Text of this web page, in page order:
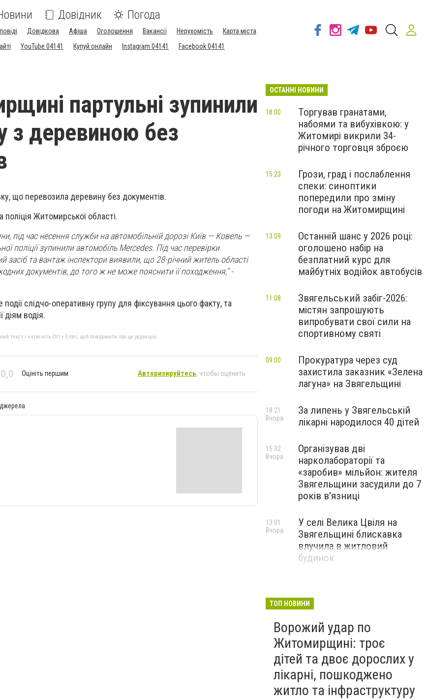
Довідник Погода
Довідкова Афіша Оголошення Вакансії Нерухомість
Карта міста
YouTube 04141 Купуй онлайн Instagram 04141 Facebook 04141
партульні зупинили
з деревиною без
що перевозила деревину без документів.
Житомирської області.
під час несення служби на автомобільній дорозі Київ — Ковель —
поліції зупинили автомобіль Mercedes. Під час перевірки
засіб та вантаж інспектори виявили, що 28-річний житель області
документів, до того ж не може пояснити її походження," -
події слідчо-оперативну групу для фіксування цього факту, та
діям водія.
текст і натисніть Ctrl + Enter, щоб повідомити про це редакцію
0,0 Оцініть першим Авторизируйтесь, чтобы оценить
джерела
ОСТАННІ НОВИНИ
Торгував гранатами,
набоями та вибухівкою: у
Житомирі викрили 34-
річного торговця зброєю
18:00
Грози, град і послаблення
спеки: синоптики
попередили про зміну
погоди на Житомирщині
15:23
Останній шанс у 2026 році:
оголошено набір на
безплатний курс для
майбутніх водійок автобусів
13:09
Звягельський забіг-2026:
містян запрошують
випробувати свої сили на
спортивному святі
11:08
Прокуратура через суд
захистила заказник «Зелена
лагуна» на Звягельщині
09:00
За липень у Звягельській
лікарні народилося 40 дітей
18:21
Вчора
Організував дві
нарколабораторії та
«заробив» мільйон: жителя
Звягельщини засудили до 7
років в'язниці
15:32
Вчора
У селі Велика Цвіля на
Звягельщині блискавка
влучила в житловий
будинок
13:01
Вчора
ТОП НОВИНИ
Ворожий удар по
Житомирщині: троє
дітей та двоє дорослих у
лікарні, пошкоджено
житло та інфраструктуру